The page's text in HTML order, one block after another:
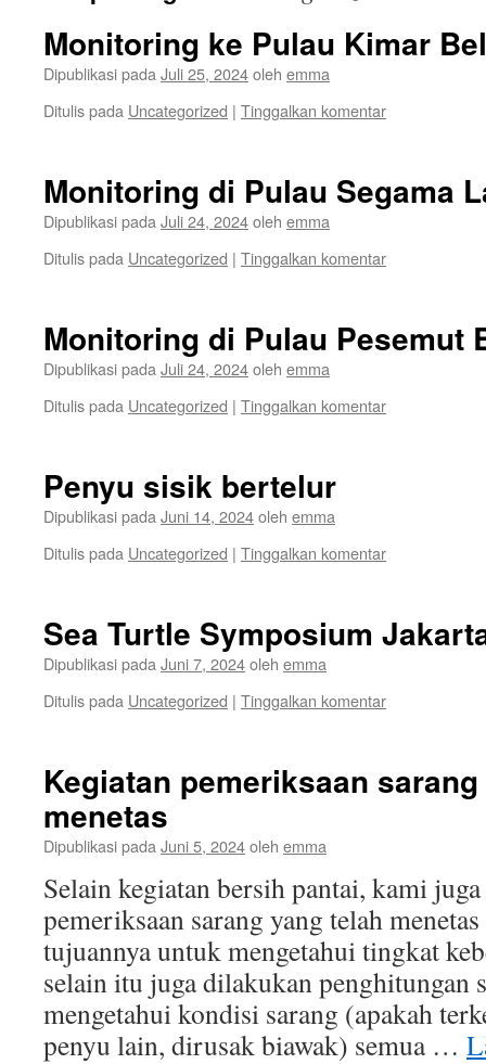
Monitoring ke Pulau Kimar
Dipublikasi pada Juli 25, 2024oleh emma
Ditulis pada Uncategorized | Tinggalkan komentar
Monitoring di Pulau Segama
Dipublikasi pada Juli 24, 2024oleh emma
Ditulis pada Uncategorized | Tinggalkan komentar
Monitoring di Pulau Pesemut
Dipublikasi pada Juli 24, 2024oleh emma
Ditulis pada Uncategorized | Tinggalkan komentar
Penyu sisik bertelur
Dipublikasi pada Juni 14, 2024oleh emma
Ditulis pada Uncategorized | Tinggalkan komentar
Sea Turtle Symposium
Dipublikasi pada Juni 7, 2024oleh emma
Ditulis pada Uncategorized | Tinggalkan komentar
Kegiatan pemeriksaan
menetas
Dipublikasi pada Juni 5, 2024oleh emma
Selain kegiatan bersih pantai, kami
pemeriksaan sarang yang telah
tujuannya untuk mengetahui tingkat
selain itu juga dilakukan penghitungan
mengetahui kondisi sarang (apakah
penyu lain, dirusak biawak) semua …